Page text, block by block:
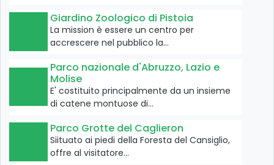
Giardino Zoologico di Pistoia
La mission è essere un centro per
accrescere nel pubblico la…
Parco nazionale d'Abruzzo, Lazio e
Molise
E' costituito principalmente da un insieme
di catene montuose di…
Parco Grotte del Caglieron
Siituato ai piedi della Foresta del Cansiglio,
offre al visitatore…